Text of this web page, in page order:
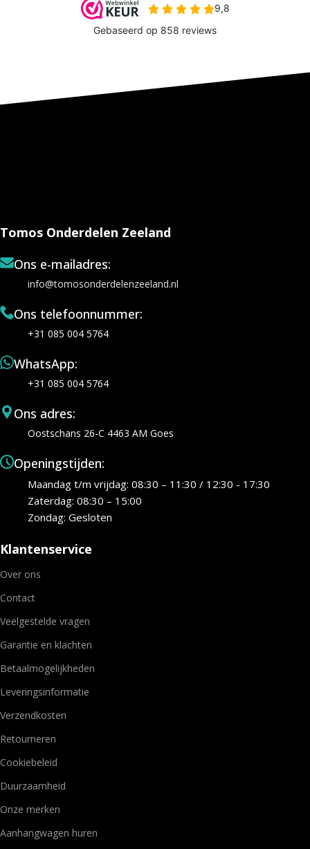
Tomos Onderdelen Zeeland
Ons e-mailadres:
info@tomosonderdelenzeeland.nl
Ons telefoonnummer:
+31 085 004 5764
WhatsApp:
+31 085 004 5764
Ons adres:
Oostschans 26-C 4463 AM Goes
Openingstijden:
Maandag t/m vrijdag: 08:30 – 11:30 / 12:30 - 17:30
Zaterdag: 08:30 – 15:00
Zondag: Gesloten
Klantenservice
Over ons
Contact
Veelgestelde vragen
Garantie en klachten
Betaalmogelijkheden
Leveringsinformatie
Verzendkosten
Retourneren
Cookiebeleid
Duurzaamheid
Onze merken
Aanhangwagen huren